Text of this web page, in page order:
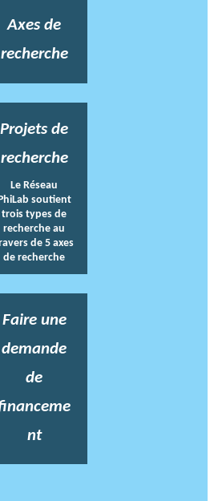
Axes de
recherche
Projets de
recherche
Le Réseau
PhiLab soutient
trois types de
recherche au
de 5 axes
de recherche
Faire une
demande
de
nt